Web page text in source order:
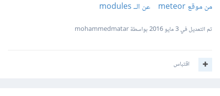
من موقع meteor
عن الــ modules
تم التعديل في3 مايو 2016 بواسطة mohammedmatar
اقتباس